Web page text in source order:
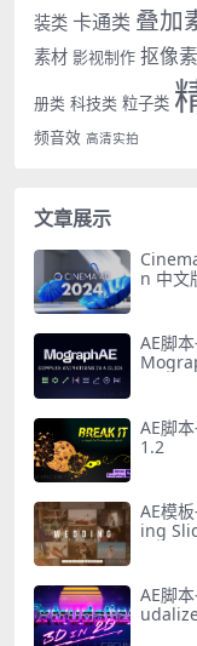
装类 卡通类 叠加
素材 影视制作 抠像
册类 科技类 粒子类
频音效 高清实拍
文章展示
n 中文
AE脚
AE脚
1.2
AE模
ing
AE脚